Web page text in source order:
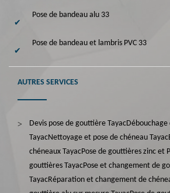
Pose de bandeau alu 33
Pose de bandeau et lambris PVC 33
AUTRES SERVICES
Devis pose de gouttière Tayac
TayacNettoyage et pose de chéneau Tayac
chéneaux TayacPose de gouttières zinc et
gouttières TayacPose et changement de
TayacRéparation et changement de